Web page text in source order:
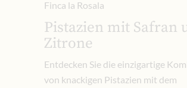
Finca la Rosala
Pistazien mit Safran
Zitrone
Entdecken Sie die einzigartige
von knackigen Pistazien mit dem